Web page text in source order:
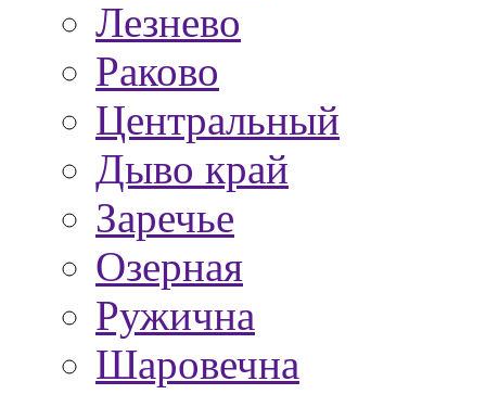
Лезнево
Раково
Центральный
Дыво край
Заречье
Озерная
Ружична
Шаровечна